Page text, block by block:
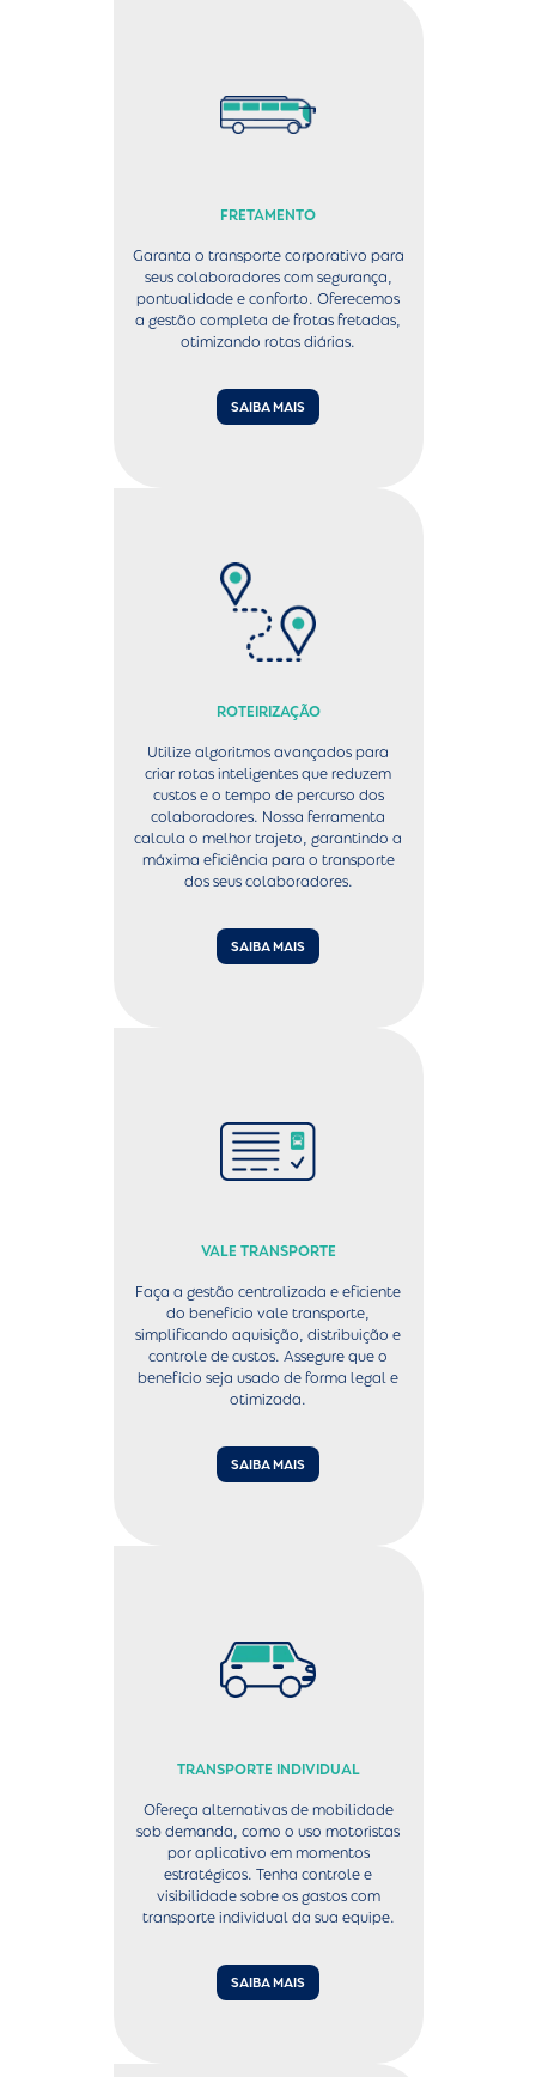
FRETAMENTO
Garanta o transporte corporativo para
seus colaboradores com segurança,
pontualidade e conforto. Oferecemos
a gestão completa de frotas fretadas,
otimizando rotas diárias.
SAIBA MAIS
ROTEIRIZAÇÃO
Utilize algoritmos avançados para
criar rotas inteligentes que reduzem
custos e o tempo de percurso dos
colaboradores. Nossa ferramenta
calcula o melhor trajeto, garantindo a
máxima eficiência para o transporte
dos seus colaboradores.
SAIBA MAIS
VALE TRANSPORTE
Faça a gestão centralizada e eficiente
do benefício vale transporte,
simplificando aquisição, distribuição e
controle de custos. Assegure que o
benefício seja usado de forma legal e
otimizada.
SAIBA MAIS
TRANSPORTE INDIVIDUAL
Ofereça alternativas de mobilidade
sob demanda, como o uso motoristas
por aplicativo em momentos
estratégicos. Tenha controle e
visibilidade sobre os gastos com
transporte individual da sua equipe.
SAIBA MAIS